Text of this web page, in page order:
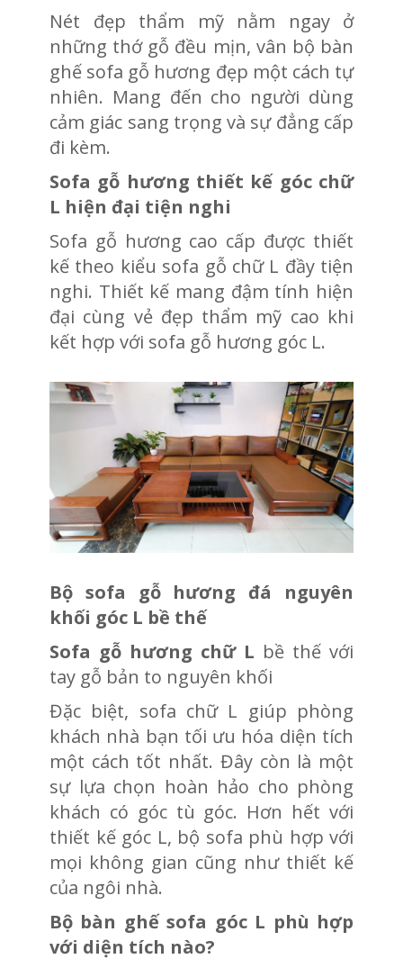
Nét đẹp thẩm mỹ nằm ngay ở
những thớ gỗ đều mịn, vân bộ bàn
ghế sofa gỗ hương đẹp một cách tự
nhiên. Mang đến cho người dùng
cảm giác sang trọng và sự đẳng cấp
đi kèm.
Sofa gỗ hương thiết kế góc chữ
L hiện đại tiện nghi
Sofa gỗ hương cao cấp được thiết
kế theo kiểu sofa gỗ chữ L đầy tiện
nghi. Thiết kế mang đậm tính hiện
đại cùng vẻ đẹp thẩm mỹ cao khi
kết hợp với sofa gỗ hương góc L.
Bộ sofa gỗ hương đá nguyên
khối góc L bề thế
Sofa gỗ hương chữ L bề thế với
tay gỗ bản to nguyên khối
Đặc biệt, sofa chữ L giúp phòng
khách nhà bạn tối ưu hóa diện tích
một cách tốt nhất. Đây còn là một
sự lựa chọn hoàn hảo cho phòng
khách có góc tù góc. Hơn hết với
thiết kế góc L, bộ sofa phù hợp với
mọi không gian cũng như thiết kế
của ngôi nhà.
Bộ bàn ghế sofa góc L phù hợp
với diện tích nào?